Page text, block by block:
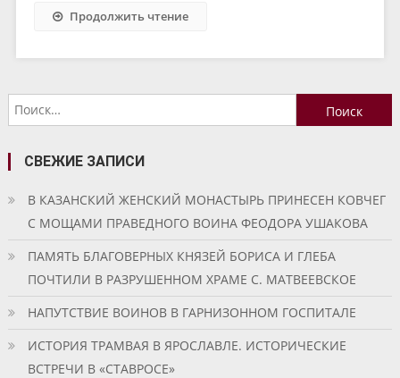
Продолжить чтение
Найти:
СВЕЖИЕ ЗАПИСИ
В КАЗАНСКИЙ ЖЕНСКИЙ МОНАСТЫРЬ ПРИНЕСЕН КОВЧЕГ
С МОЩАМИ ПРАВЕДНОГО ВОИНА ФЕОДОРА УШАКОВА
ПАМЯТЬ БЛАГОВЕРНЫХ КНЯЗЕЙ БОРИСА И ГЛЕБА
ПОЧТИЛИ В РАЗРУШЕННОМ ХРАМЕ С. МАТВЕЕВСКОЕ
НАПУТСТВИЕ ВОИНОВ В ГАРНИЗОННОМ ГОСПИТАЛЕ
ИСТОРИЯ ТРАМВАЯ В ЯРОСЛАВЛЕ. ИСТОРИЧЕСКИЕ
ВСТРЕЧИ В «СТАВРОСЕ»